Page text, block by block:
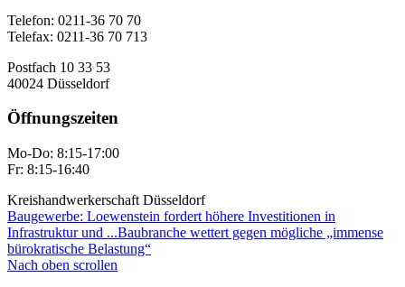
Telefon: 0211-36 70 70
Telefax: 0211-36 70 713
Postfach 10 33 53
40024 Düsseldorf
Öffnungszeiten
Mo-Do: 8:15-17:00
Fr: 8:15-16:40
Kreishandwerkerschaft Düsseldorf
Baugewerbe: Loewenstein fordert höhere Investitionen in
Infrastruktur und ...Baubranche wettert gegen mögliche „immense
bürokratische Belastung“
Nach oben scrollen